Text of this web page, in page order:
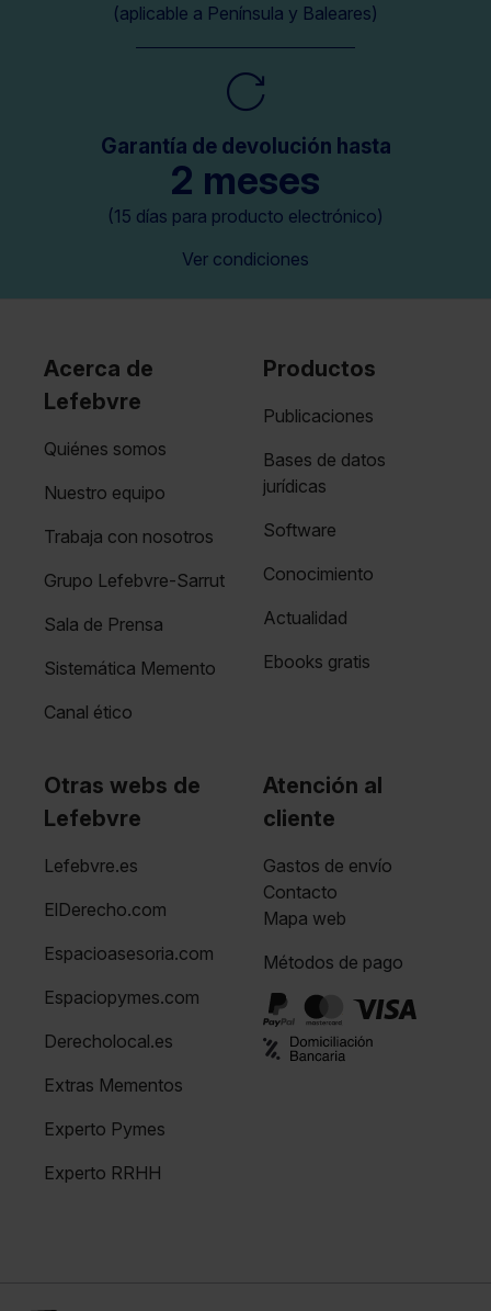
(aplicable a Península y Baleares)
Garantía de devolución hasta
2 meses
(15 días para producto electrónico)
Ver condiciones
Acerca de
Lefebvre
Quiénes somos
Nuestro equipo
Trabaja con nosotros
Grupo Lefebvre-Sarrut
Sala de Prensa
Sistemática Memento
Canal ético
Productos
Publicaciones
Bases de datos
jurídicas
Software
Conocimiento
Actualidad
Ebooks gratis
Otras webs de
Lefebvre
Lefebvre.es
ElDerecho.com
Espacioasesoria.com
Espaciopymes.com
Derecholocal.es
Extras Mementos
Experto Pymes
Experto RRHH
Atención al
cliente
Gastos de envío
Contacto
Mapa web
Métodos de pago